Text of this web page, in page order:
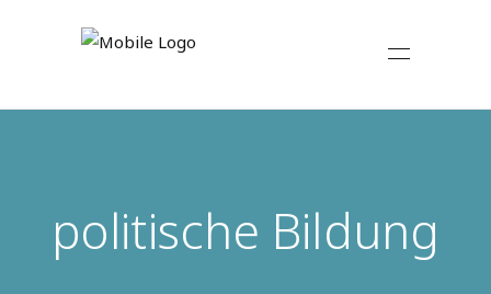
politische Bildung